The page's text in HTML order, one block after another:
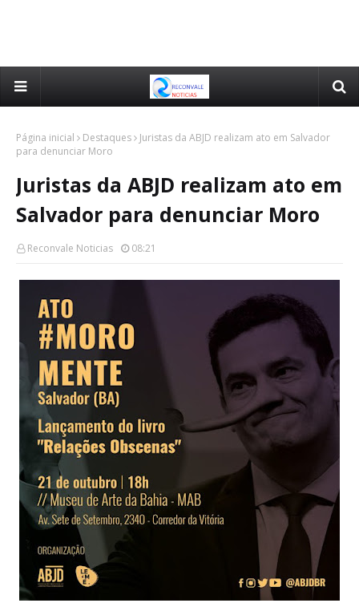
Página inicial Destaques
Juristas da ABJD realizam ato em Salvador
para denunciar Moro
Juristas da ABJD realizam ato em
Salvador para denunciar Moro
Reconvale Noticias 08:21